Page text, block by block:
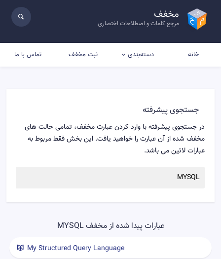
مخفف
مرجع کلمات و اصطلاحات اختصاری
خانه دسته‌بندی ثبت مخفف تماس با ما
جستجوی پیشرفته
در جستجوی پیشرفته با وارد کردن عبارت مخفف، تمامی حالت های
مخفف شده از آن عبارت را خواهید یافت. این بخش فقط مربوط به
عبارات لاتین می باشد.
عبارات پیدا شده از مخفف MYSQL
My Structured Query Language